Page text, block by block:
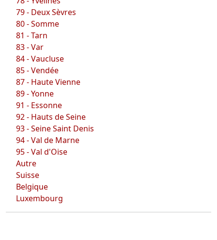
79 - Deux Sèvres
80 - Somme
81 - Tarn
83 - Var
84 - Vaucluse
85 - Vendée
87 - Haute Vienne
89 - Yonne
91 - Essonne
92 - Hauts de Seine
93 - Seine Saint Denis
94 - Val de Marne
95 - Val d'Oise
Autre
Suisse
Belgique
Luxembourg